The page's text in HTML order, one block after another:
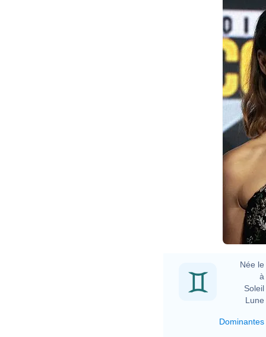
Née le
à
Soleil
Lune
Dominantes